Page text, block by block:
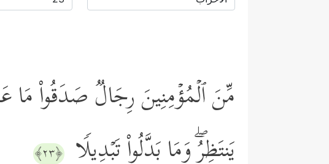
مِّنَ ٱلۡمُؤۡمِنِینَ رِجَالࣱ صَدَقُواْ مَا
یَنتَظِرُۖ وَمَا بَدَّلُواْ تَبۡدِیلࣰا ﴿٢٣﴾